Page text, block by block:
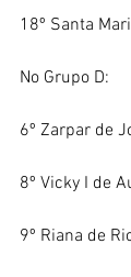
18º Santa
No Grupo D:
6º Zarpar de
8º Vicky I de
9º Riana de